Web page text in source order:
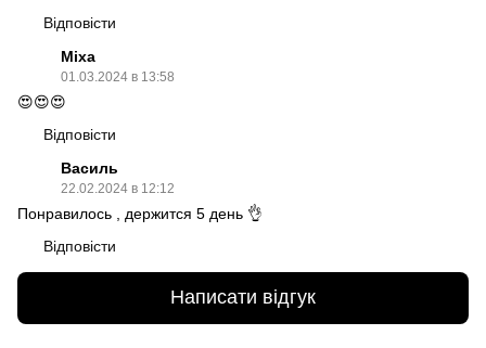
Відповісти
Міха
01.03.2024 в 13:58
😍😍😍
Відповісти
Василь
22.02.2024 в 12:12
Понравилось , держится 5 день 👌
Відповісти
Написати відгук